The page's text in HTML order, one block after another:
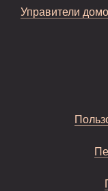
Управители